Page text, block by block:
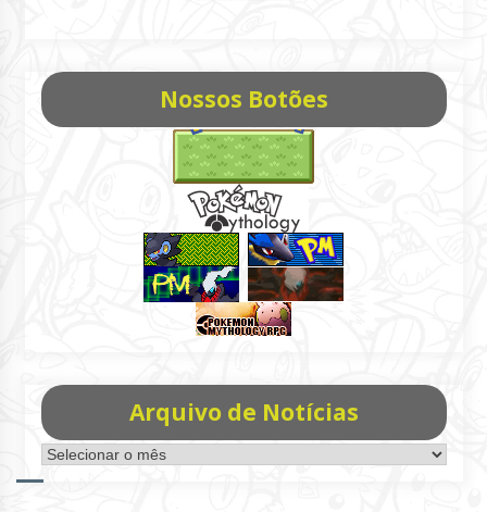
Nossos Botões
Arquivo de Notícias
Arquivo
de